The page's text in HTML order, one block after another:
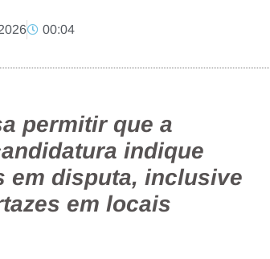
00:04
permitir que a
indique
em disputa, inclusive
em locais